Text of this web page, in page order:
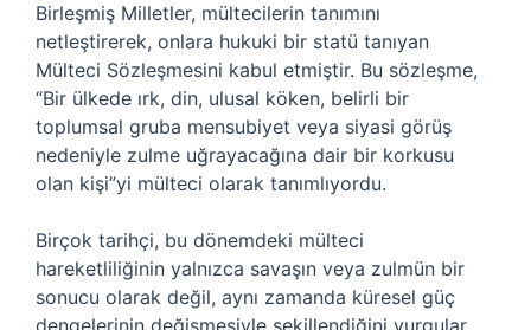
Birleşmiş Milletler, mültecilerin tanımını
netleştirerek, onlara hukuki bir statü tanıyan
Mülteci Sözleşmesini kabul etmiştir. Bu sözleşme,
“Bir ülkede ırk, din, ulusal köken, belirli bir
toplumsal gruba mensubiyet veya siyasi görüş
nedeniyle zulme uğrayacağına dair bir korkusu
olan kişi”yi mülteci olarak tanımlıyordu.
Birçok tarihçi, bu dönemdeki mülteci
hareketliliğinin yalnızca savaşın veya zulmün bir
sonucu olarak değil, aynı zamanda küresel güç
dengelerinin değişmesiyle şekillendiğini vurgular.